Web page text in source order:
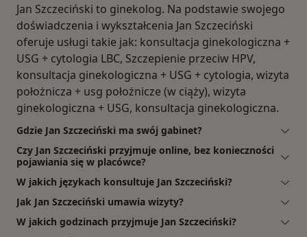
Jan Szczeciński to ginekolog. Na podstawie swojego
doświadczenia i wykształcenia Jan Szczeciński
oferuje usługi takie jak: konsultacja ginekologiczna +
USG + cytologia LBC, Szczepienie przeciw HPV,
konsultacja ginekologiczna + USG + cytologia, wizyta
położnicza + usg położnicze (w ciąży), wizyta
ginekologiczna + USG, konsultacja ginekologiczna.
Gdzie Jan Szczeciński ma swój gabinet?
Czy Jan Szczeciński przyjmuje online, bez konieczności
pojawiania się w placówce?
W jakich językach konsultuje Jan Szczeciński?
Jak Jan Szczeciński umawia wizyty?
W jakich godzinach przyjmuje Jan Szczeciński?